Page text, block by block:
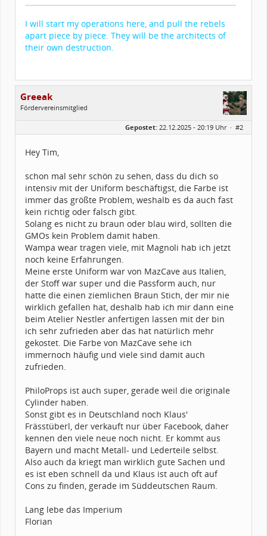
I will start my operations here, and pull the rebels
apart piece by piece. They will be the architects of
their own destruction.
Greeak
Fördervereinsmitglied
Alter:
28
Forenmitglied seit:
Squad-Zugehörigkeit:WSQ
Kostüme:
Im Profil...
Gepostet: 22.12.2025 - 20:19 Uhr · #2
Hey Tim,
schon mal sehr schön zu sehen, dass du dich so
intensiv mit der Uniform beschäftigst, die Farbe ist
immer das größte Problem, weshalb es da auch fast
kein richtig oder falsch gibt.
Solang es nicht zu braun oder blau wird, sollten die
GMOs kein Problem damit haben.
Wampa wear tragen viele, mit Magnoli hab ich jetzt
noch keine Erfahrungen.
Meine erste Uniform war von MazCave aus Italien,
der Stoff war super und die Passform auch, nur
hatte die einen ziemlichen Braun Stich, der mir nie
wirklich gefallen hat, deshalb hab ich mir dann eine
beim Atelier Nestler anfertigen lassen mit der bin
ich sehr zufrieden aber das hat natürlich mehr
gekostet. Die Farbe von MazCave sehe ich
immernoch häufig und viele sind damit auch
zufrieden.
PhiloProps ist auch super, gerade weil die originale
Cylinder haben.
Sonst gibt es in Deutschland noch Klaus'
Frässtüberl, der verkauft nur über Facebook, daher
kennen den viele neue noch nicht. Er kommt aus
Bayern und macht Metall- und Lederteile selbst.
Also auch da kriegt man wirklich gute Sachen und
es ist eben schnell da und Klaus ist auch oft auf
Cons zu finden, gerade im Süddeutschen Raum.
Lang lebe das Imperium
Florian